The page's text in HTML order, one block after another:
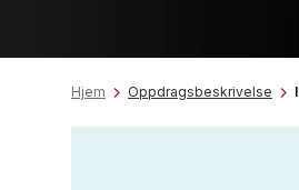
Hjem Oppdragsbeskrivelse